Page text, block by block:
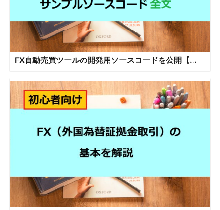
FX自動売買ツールの開発用ソースコードを公開【...